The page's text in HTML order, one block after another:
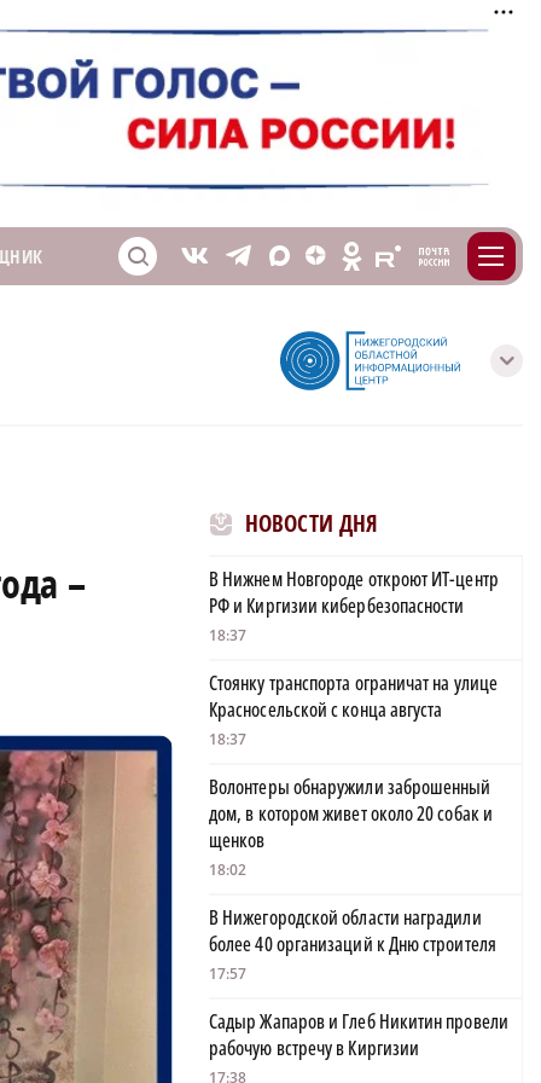
S V T X Z O E m
с
–
НОВОСТИ ДНЯ
В Нижнем Новгороде откроют ИТ-центр
РФ и Киргизии кибербезопасности
18:37
Стоянку транспорта ограничат на улице
Красносельской с конца августа
18:37
Волонтеры обнаружили заброшенный
дом, в котором живет около 20 собак и
щенков
18:02
В Нижегородской области наградили
более 40 организаций к Дню строителя
17:57
Садыр Жапаров и Глеб Никитин провели
рабочую встречу в Киргизии
17:38